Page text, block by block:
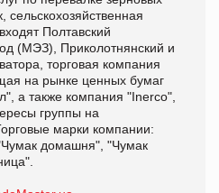
сельскохозяйственная
Полтавский
(МЭЗ), Приколотнянский и
торговая компания
на рынке ценных бумаг
а также компания "Inerco",
группы на
марки компании:
домашня", "Чумак